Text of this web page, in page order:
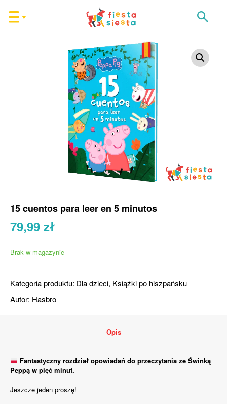
15 cuentos para leer en 5 minutos
79,99 zł
Brak w magazynie
Kategoria produktu: Dla dzieci, Książki po hiszpańsku
Autor: Hasbro
Opis
Fantastyczny rozdział opowiadań do przeczytania ze Świnką
Peppą w pięć minut.
Jeszcze jeden proszę!